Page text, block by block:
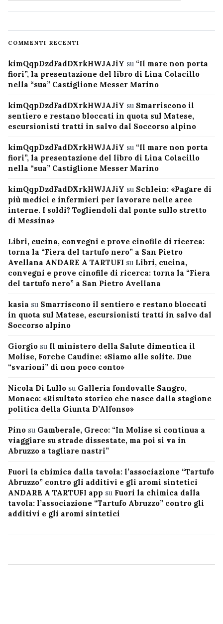
COMMENTI RECENTI
kimQqpDzdFadDXrkHWJAJiY su “Il mare non porta
fiori”, la presentazione del libro di Lina Colacillo
nella “sua” Castiglione Messer Marino
kimQqpDzdFadDXrkHWJAJiY su Smarriscono il
sentiero e restano bloccati in quota sul Matese,
escursionisti tratti in salvo dal Soccorso alpino
kimQqpDzdFadDXrkHWJAJiY su “Il mare non porta
fiori”, la presentazione del libro di Lina Colacillo
nella “sua” Castiglione Messer Marino
kimQqpDzdFadDXrkHWJAJiY su Schlein: «Pagare di
più medici e infermieri per lavorare nelle aree
interne. I soldi? Togliendoli dal ponte sullo stretto
di Messina»
Libri, cucina, convegni e prove cinofile di ricerca:
torna la “Fiera del tartufo nero” a San Pietro
Avellana ANDARE A TARTUFI su Libri, cucina,
convegni e prove cinofile di ricerca: torna la “Fiera
del tartufo nero” a San Pietro Avellana
kasia su Smarriscono il sentiero e restano bloccati
in quota sul Matese, escursionisti tratti in salvo dal
Soccorso alpino
Giorgio su Il ministero della Salute dimentica il
Molise, Forche Caudine: «Siamo alle solite. Due
“svarioni” di non poco conto»
Nicola Di Lullo su Galleria fondovalle Sangro,
Monaco: «Risultato storico che nasce dalla stagione
politica della Giunta D’Alfonso»
Pino su Gamberale, Greco: “In Molise si continua a
viaggiare su strade dissestate, ma poi si va in
Abruzzo a tagliare nastri”
Fuori la chimica dalla tavola: l’associazione “Tartufo
Abruzzo” contro gli additivi e gli aromi sintetici
ANDARE A TARTUFI app su Fuori la chimica dalla
tavola: l’associazione “Tartufo Abruzzo” contro gli
additivi e gli aromi sintetici